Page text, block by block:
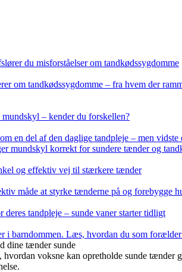
du misforståelser om tandkødssygdomme
om tandkødssygdomme – fra hvem der
– kender du forskellen?
en del af den daglige tandpleje – men
mundskyl korrekt for sundere tænder og
og effektiv vej til stærkere tænder
måde at styrke tænderne på og forebygge
tandpleje – sunde vaner starter tidligt
i barndommen. Læs, hvordan du som
dine tænder sunde
hvordan voksne kan opretholde sunde